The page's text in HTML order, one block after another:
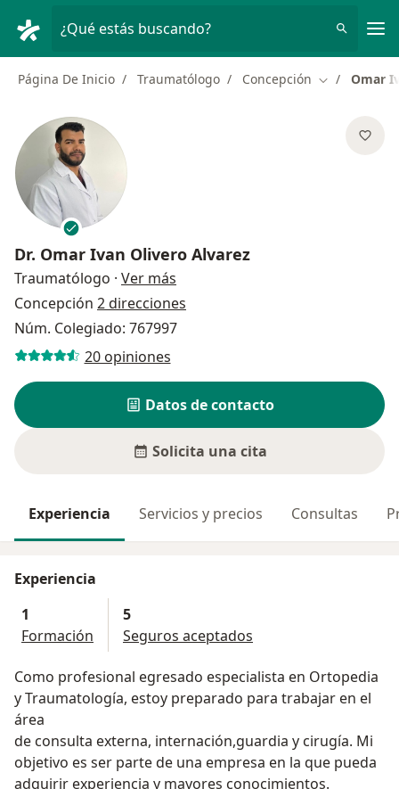
¿Qué estás buscando?
Página De Inicio Traumatólogo Concepción Cambiar de
Omar
Dr. Omar Ivan Olivero Alvarez
Traumatólogo · Ver más
Concepción 2 direcciones
Núm. Colegiado: 767997
20 opiniones
Datos de contacto
Solicita una cita
Experiencia Servicios y precios Consultas
Experiencia
1
Formación
5
Seguros aceptados
Como profesional egresado especialista en Ortopedia
y Traumatología, estoy preparado para trabajar en el
área
de consulta externa, internación,guardia y cirugía. Mi
objetivo es ser parte de una empresa en la que pueda
adquirir experiencia y mayores conocimientos.